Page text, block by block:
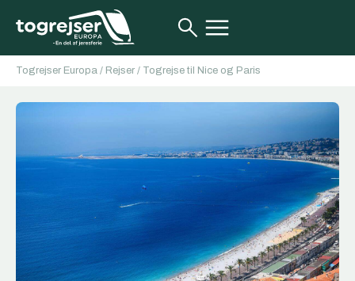
Togrejser Europa / Rejser / Togrejse til Nice og Paris